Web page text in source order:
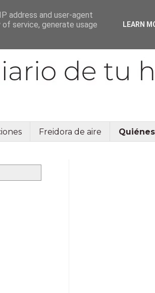
Freidora de aire
address and user-agent
service, generate usage
LEARN